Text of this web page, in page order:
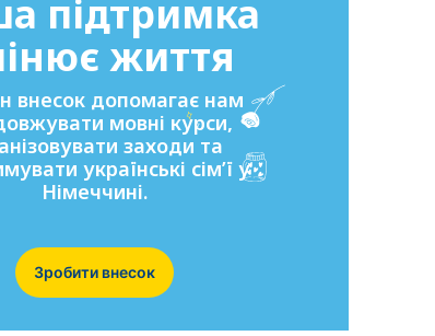
підтримка
життя
внесок допомагає нам
мовні курси,
заходи та
українські сім’ї у
Німеччині.
Зробити внесок